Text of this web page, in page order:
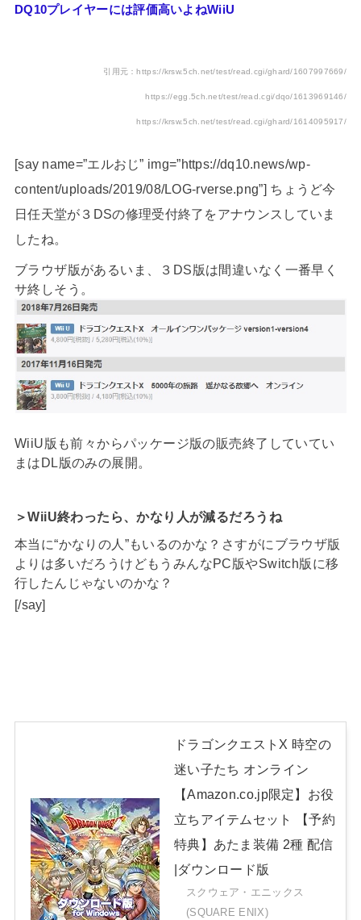
DQ10プレイヤーには評価高いよねWiiU
引用元：https://krsw.5ch.net/test/read.cgi/ghard/1607997669/
https://egg.5ch.net/test/read.cgi/dqo/1613969146/
https://krsw.5ch.net/test/read.cgi/ghard/1614095917/
[say name=”エルおじ” img=”https://dq10.news/wp-
content/uploads/2019/08/LOG-rverse.png”] ちょうど今
日任天堂が３DSの修理受付終了をアナウンスしていま
したね。
ブラウザ版があるいま、３DS版は間違いなく一番早く
サ終しそう。
WiiU版も前々からパッケージ版の販売終了していてい
まはDL版のみの展開。
＞WiiU終わったら、かなり人が減るだろうね
本当に“かなりの人”もいるのかな？さすがにブラウザ版
よりは多いだろうけどもうみんなPC版やSwitch版に移
行したんじゃないのかな？
[/say]
ドラゴンクエストX 時空の
迷い子たち オンライン
【Amazon.co.jp限定】お役
立ちアイテムセット 【予約
特典】あたま装備 2種 配信
|ダウンロード版
スクウェア・エニックス
(SQUARE ENIX)